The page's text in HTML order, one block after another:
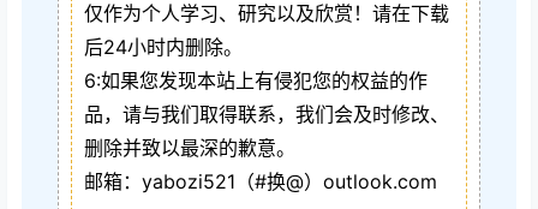
仅作为个人学习、研究以及欣赏！请在下载
后24小时内删除。
6:如果您发现本站上有侵犯您的权益的作
品，请与我们取得联系，我们会及时修改、
删除并致以最深的歉意。
邮箱：yabozi521（#换@）outlook.com